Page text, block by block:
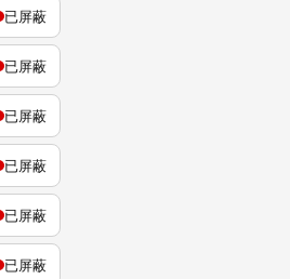
已屏蔽
已屏蔽
已屏蔽
已屏蔽
已屏蔽
已屏蔽